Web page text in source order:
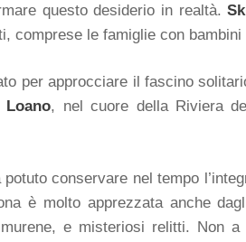
questo desiderio in realtà.
comprese le famiglie con bambini
per approcciare il fascino
Loano, nel cuore della Riviera
conservare nel tempo
è molto apprezzata anche
e misteriosi relitti. Non